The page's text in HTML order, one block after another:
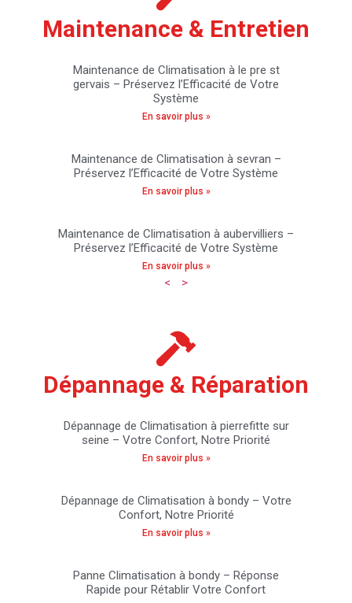
Maintenance & Entretien
Maintenance de Climatisation à le pre st
gervais – Préservez l’Efficacité de Votre
Système
En savoir plus »
Maintenance de Climatisation à sevran –
Préservez l’Efficacité de Votre Système
En savoir plus »
Maintenance de Climatisation à aubervilliers –
Préservez l’Efficacité de Votre Système
En savoir plus »
< >
Dépannage & Réparation
Dépannage de Climatisation à pierrefitte sur
seine – Votre Confort, Notre Priorité
En savoir plus »
Dépannage de Climatisation à bondy – Votre
Confort, Notre Priorité
En savoir plus »
Panne Climatisation à bondy – Réponse
Rapide pour Rétablir Votre Confort